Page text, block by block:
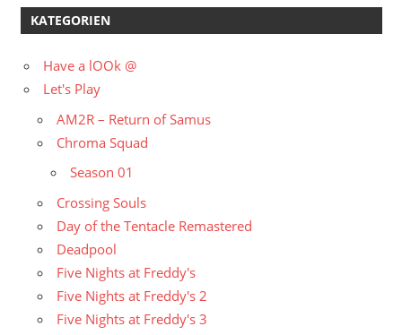
KATEGORIEN
Have a lOOk @
Let's Play
AM2R – Return of Samus
Chroma Squad
Season 01
Crossing Souls
Day of the Tentacle Remastered
Deadpool
Five Nights at Freddy's
Five Nights at Freddy's 2
Five Nights at Freddy's 3